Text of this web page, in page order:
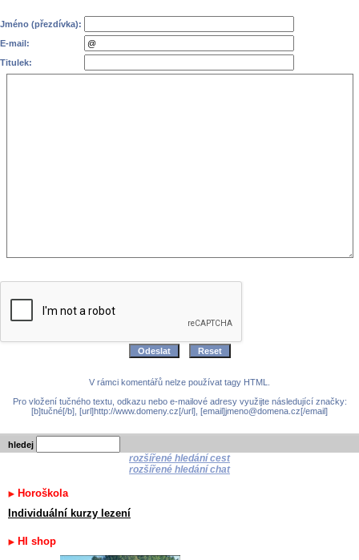
Jméno (přezdívka):
E-mail:
Titulek:
V rámci komentářů nelze používat tagy HTML.
Pro vložení tučného textu, odkazu nebo e-mailové adresy využijte následující značky:
[b]tučné[/b], [url]http://www.domeny.cz[/url], [email]jmeno@domena.cz[/email]
hledej
rozšířené hledání cest
rozšířené hledání chat
Horoškola
Individuální kurzy lezení
HI shop